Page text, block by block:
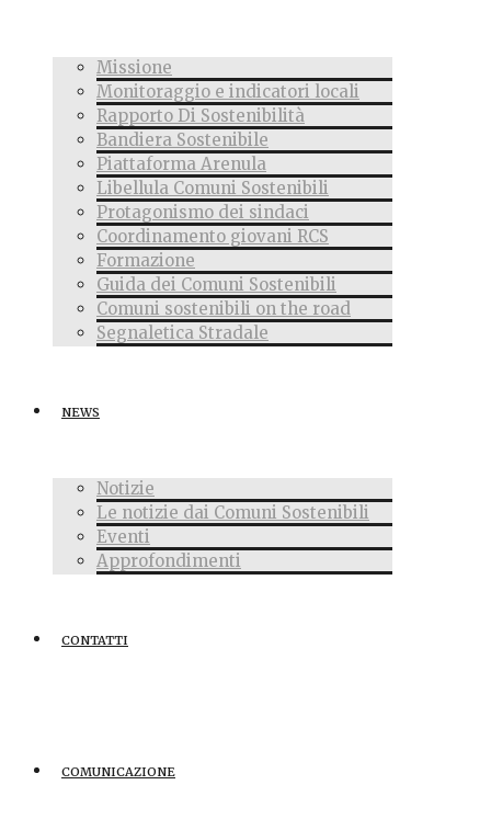
Missione
Monitoraggio e indicatori locali
Rapporto Di Sostenibilità
Bandiera Sostenibile
Piattaforma Arenula
Libellula Comuni Sostenibili
Protagonismo dei sindaci
Coordinamento giovani RCS
Formazione
Guida dei Comuni Sostenibili
Comuni sostenibili on the road
Segnaletica Stradale
NEWS
Notizie
Le notizie dai Comuni Sostenibili
Eventi
Approfondimenti
CONTATTI
COMUNICAZIONE